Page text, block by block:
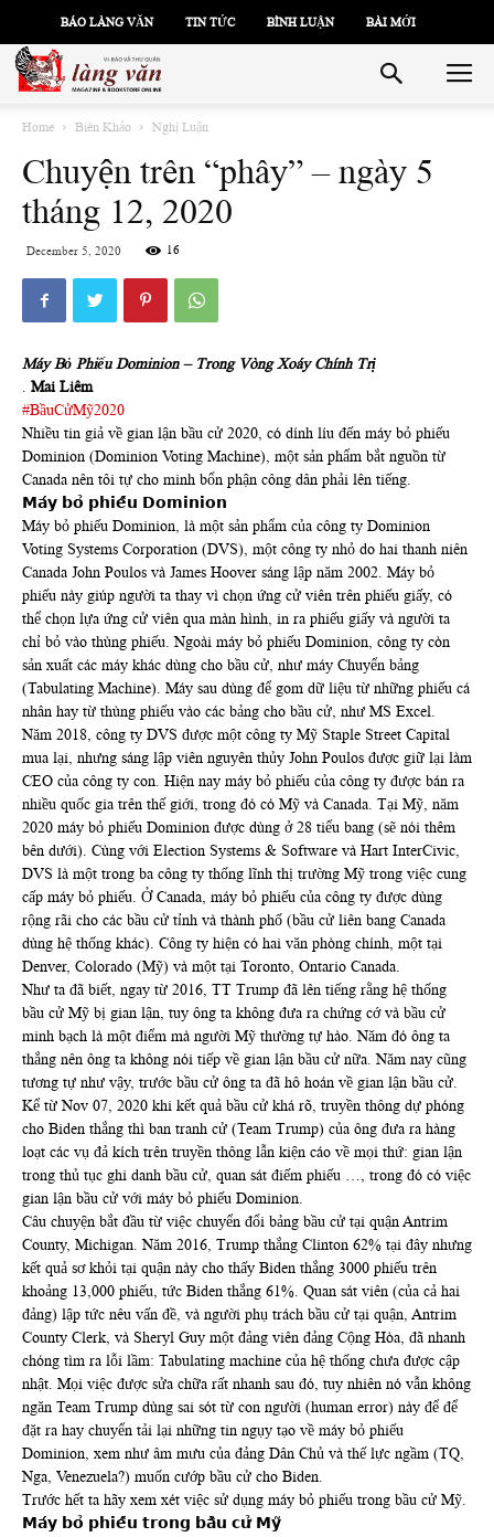
BÁO LÀNG VĂN TIN TỨC BÌNH LUẬN BÀI MỚI
Home Biên Khảo Nghị Luận
Chuyện trên “phây” – ngày 5
tháng 12, 2020
December 5, 2020 16
Máy Bỏ Phiếu Dominion – Trong Vòng Xoáy Chính Trị
. Mai Liêm
#BầuCửMỹ2020
Nhiều tin giả về gian lận bầu cử 2020, có dính líu đến máy bỏ phiếu
Dominion (Dominion Voting Machine), một sản phẩm bắt nguồn từ
Canada nên tôi tự cho minh bổn phận công dân phải lên tiếng.
𝗠𝗮́𝘆 𝗯𝗼̉ 𝗽𝗵𝗶𝗲̂́𝘂 𝗗𝗼𝗺𝗶𝗻𝗶𝗼𝗻
Máy bỏ phiếu Dominion, là một sản phẩm của công ty Dominion
Voting Systems Corporation (DVS), một công ty nhỏ do hai thanh niên
Canada John Poulos và James Hoover sáng lập năm 2002. Máy bỏ
phiếu này giúp người ta thay vì chọn ứng cử viên trên phiếu giấy, có
thể chọn lựa ứng cử viên qua màn hình, in ra phiếu giấy và người ta
chỉ bỏ vào thùng phiếu. Ngoài máy bỏ phiếu Dominion, công ty còn
sản xuất các máy khác dùng cho bầu cử, như máy Chuyển bảng
(Tabulating Machine). Máy sau dùng để gom dữ liệu từ những phiếu cá
nhân hay từ thùng phiếu vào các bảng cho bầu cử, như MS Excel.
Năm 2018, công ty DVS được một công ty Mỹ Staple Street Capital
mua lại, nhưng sáng lập viên nguyên thủy John Poulos được giữ lại làm
CEO của công ty con. Hiện nay máy bỏ phiếu của công ty được bán ra
nhiều quốc gia trên thế giới, trong đó có Mỹ và Canada. Tại Mỹ, năm
2020 máy bỏ phiếu Dominion được dùng ở 28 tiểu bang (sẽ nói thêm
bên dưới). Cùng với Election Systems & Software và Hart InterCivic,
DVS là một trong ba công ty thống lĩnh thị trường Mỹ trong việc cung
cấp máy bỏ phiếu. Ở Canada, máy bỏ phiếu của công ty được dùng
rộng rãi cho các bầu cử tỉnh và thành phố (bầu cử liên bang Canada
dùng hệ thống khác). Công ty hiện có hai văn phòng chính, một tại
Denver, Colorado (Mỹ) và một tại Toronto, Ontario Canada.
Như ta đã biết, ngay từ 2016, TT Trump đã lên tiếng rằng hệ thống
bầu cử Mỹ bị gian lận, tuy ông ta không đưa ra chứng cớ và bầu cử
minh bạch là một điểm mà người Mỹ thường tự hào. Năm đó ông ta
thắng nên ông ta không nói tiếp về gian lận bầu cử nữa. Năm nay cũng
tương tự như vậy, trước bầu cử ông ta đã hô hoán về gian lận bầu cử.
Kể từ Nov 07, 2020 khi kết quả bầu cử khá rõ, truyền thông dự phóng
cho Biden thắng thì ban tranh cử (Team Trump) của ông đưa ra hàng
loạt các vụ đả kích trên truyền thông lẫn kiện cáo về mọi thứ: gian lận
trong thủ tục ghi danh bầu cử, quan sát điếm phiếu …, trong đó có việc
gian lận bầu cử với máy bỏ phiếu Dominion.
Câu chuyện bắt đầu từ việc chuyển đổi bảng bầu cử tại quận Antrim
County, Michigan. Năm 2016, Trump thắng Clinton 62% tại đây nhưng
kết quả sơ khỏi tại quận này cho thấy Biden thắng 3000 phiếu trên
khoảng 13,000 phiếu, tức Biden thắng 61%. Quan sát viên (của cả hai
đảng) lập tức nêu vấn đề, và người phụ trách bầu cử tại quận, Antrim
County Clerk, và Sheryl Guy một đảng viên đảng Cộng Hòa, đã nhanh
chóng tìm ra lỗi lầm: Tabulating machine của hệ thống chưa được cập
nhật. Mọi việc được sửa chữa rất nhanh sau đó, tuy nhiên nó vẫn không
ngăn Team Trump dùng sai sót từ con người (human error) này để để
đặt ra hay chuyển tải lại những tin ngụy tạo về máy bỏ phiếu
Dominion, xem như âm mưu của đảng Dân Chủ và thế lực ngầm (TQ,
Nga, Venezuela?) muốn cướp bầu cử cho Biden.
Trước hết ta hãy xem xét việc sử dụng máy bỏ phiếu trong bầu cử Mỹ.
𝗠𝗮́𝘆 𝗯𝗼̉ 𝗽𝗵𝗶𝗲̂́𝘂 𝘁𝗿𝗼𝗻𝗴 𝗯𝗮̂̀𝘂 𝗰𝘂̛̉ 𝗠𝘆̃